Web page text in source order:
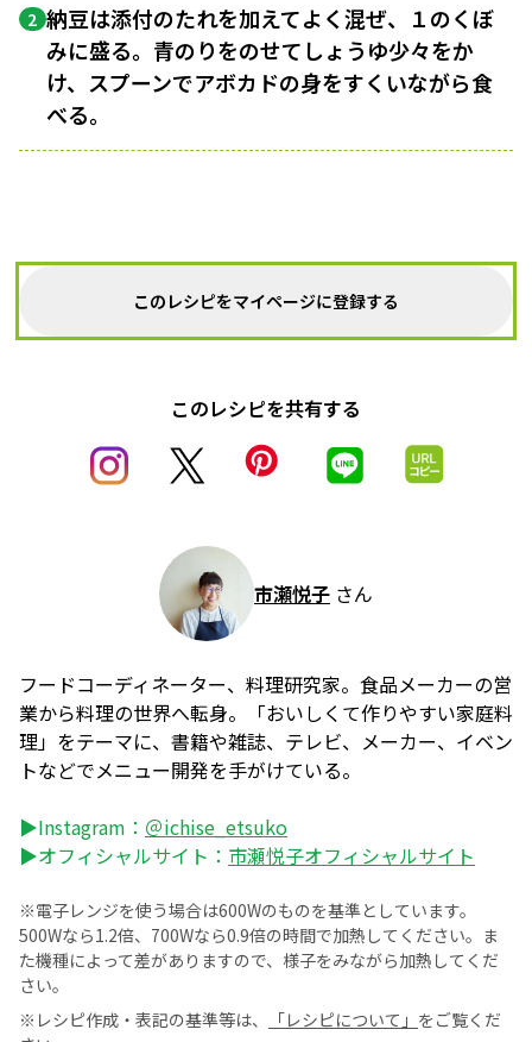
2 納豆は添付のたれを加えてよく混ぜ、１のくぼ
みに盛る。青のりをのせてしょうゆ少々をか
け、スプーンでアボカドの身をすくいながら食
べる。
このレシピをマイページに登録する
このレシピを共有する
市瀬悦子 さん
フードコーディネーター、料理研究家。食品メーカーの営
業から料理の世界へ転身。「おいしくて作りやすい家庭料
理」をテーマに、書籍や雑誌、テレビ、メーカー、イベン
トなどでメニュー開発を手がけている。
▶Instagram： ＠ichise_etsuko
▶オフィシャルサイト： 市瀬悦子オフィシャルサイト
※電子レンジを使う場合は600Wのものを基準としています。
500Wなら1.2倍、700Wなら0.9倍の時間で加熱してください。ま
た機種によって差がありますので、様子をみながら加熱してくだ
さい。
※レシピ作成・表記の基準等は、
「レシピについて」 をご覧くだ